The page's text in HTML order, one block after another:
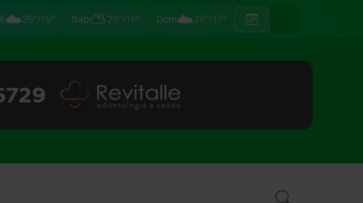
☁️26°/15° Sáb⛅28°/16° Dom☁️28°/17°